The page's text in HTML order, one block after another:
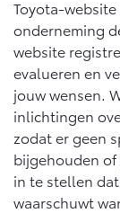
Vanaf € 76.695,-
Proace (excl.
OOK ALS
ELEKTRISCH
Toyota-
onderneming
website
evalueren en
jouw wensen.
inlichtingen
zodat er geen
bijgehouden
in te stellen
waarschuwt